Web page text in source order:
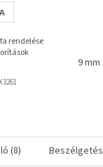
rendelése
9 mm
(8) Beszélgetés